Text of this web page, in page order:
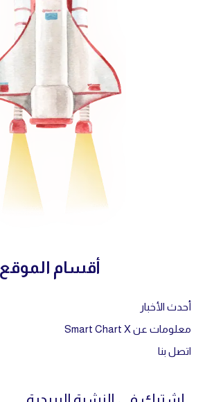
أقسام الموقع
أحدث الأخبار
معلومات عن Smart Chart X
اتصل بنا